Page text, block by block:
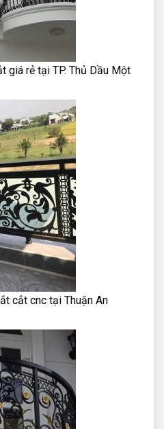
giá rẻ tại TP. Thủ Dầu Một
cắt cnc tại Thuận An